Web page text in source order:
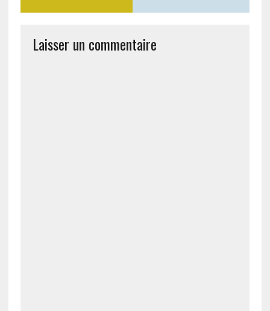
Laisser un commentaire